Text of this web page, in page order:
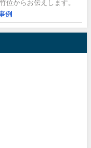
位からお伝えします。
例